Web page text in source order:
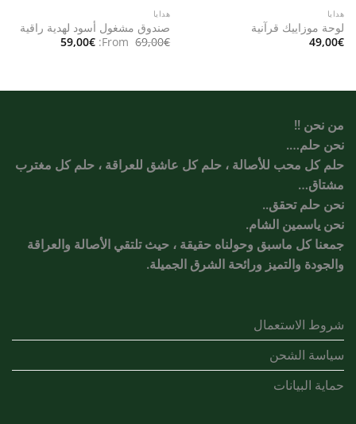
هدايا
لوحة موزاييك قرآنية
49,00€
هدايا
صندوق مشغول أسود لهدية راقية
69,00€
From:
59,00€
من نحن !!
نحن حلم….
حلم كل محب للأصالة ، حلم كل عاشق للعراقة ، حلم كل مغترب
مشتاق…
نحن حلم تحقق..
نحن ياسمين الشام.
جمعنا كل ماسبق وحولناه حقيقة ، حيث تلتقي الأصالة والعراقة
والجودة والتميز ورائحة الشرق الجميلة.
شروط الاستعمال
سياسة الشحن
حماية البيانات